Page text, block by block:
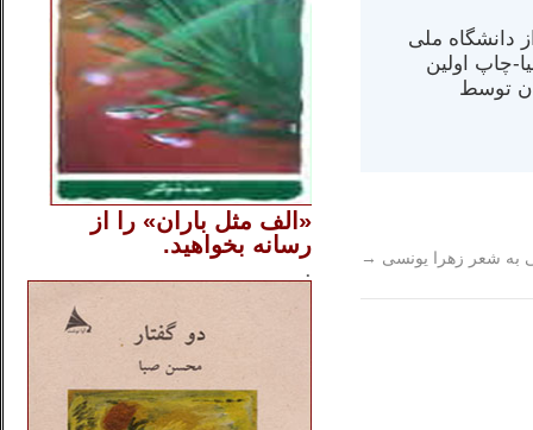
از دانشگاه ملی
در کالیفرنیا-چاپ اولین
در سال ۱۳۸۴ در ایران توسط
به شعر زهرا یونسی →
«الف مثل باران» را از
رسانه بخواهید.
.